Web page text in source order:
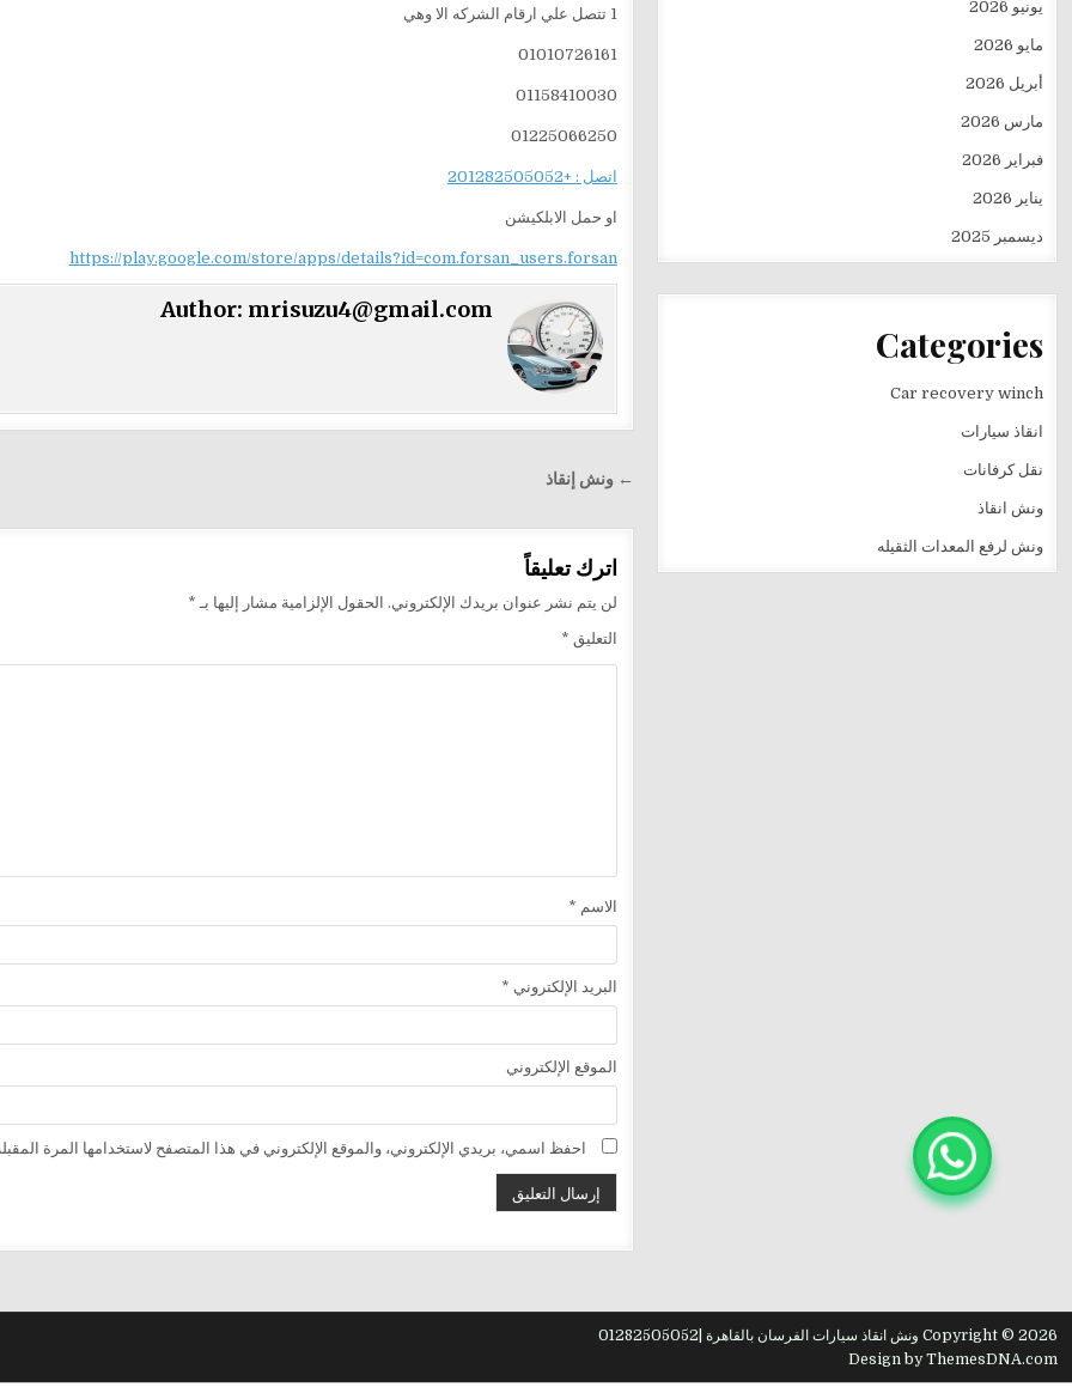
1 تتصل علي ارقام الشركه الا وهي
01010726161
01158410030
01225066250
اتصل : +201282505052
او حمل الابلكيشن
https://play.google.com/store/apps/details?id=com.forsan_users.forsan
Author: mrisuzu4@gmail.com
تصفّح
← ونش إنقاذ
اترك تعليقاً
لن يتم نشر عنوان بريدك الإلكتروني. الحقول الإلزامية مشار إليها بـ *
التعليق *
الاسم *
البريد الإلكتروني *
الموقع الإلكتروني
احفظ اسمي، بريدي الإلكتروني، والموقع الإلكتروني في هذا المتصفح لاستخدامها المرة
يونيو 2026
مايو 2026
أبريل 2026
مارس 2026
فبراير 2026
يناير 2026
ديسمبر 2025
Categories
Car recovery winch
انقاذ سيارات
نقل كرفانات
ونش انقاذ
ونش لرفع المعدات الثقيله
Copyright © 2026 ونش انقاذ سيارات الفرسان بالقاهرة |01282505052
Design by ThemesDNA.com